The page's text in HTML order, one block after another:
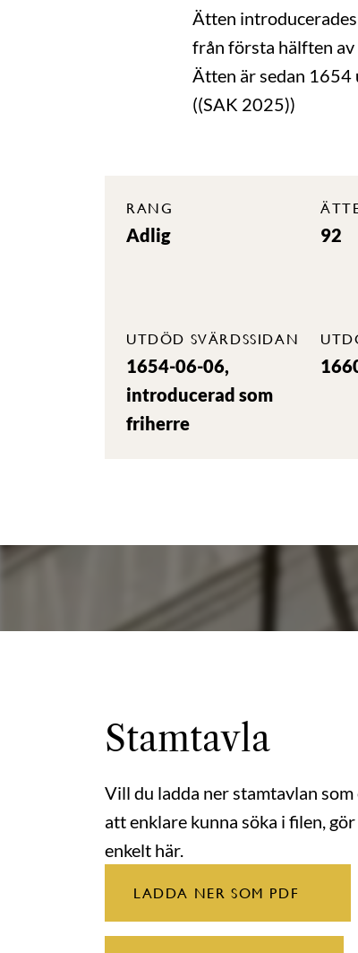
Ätten
från första hälften
Ätten är sedan 1654
((SAK 2025))
RANG
Adlig 92
UTDÖD SVÄRDSSIDAN
1654-06-06,
introducerad som
friherre
Stamtavla
Vill du ladda ner stamtavlan
att enklare kunna söka i filen,
enkelt här.
LADDA NER SOM PDF